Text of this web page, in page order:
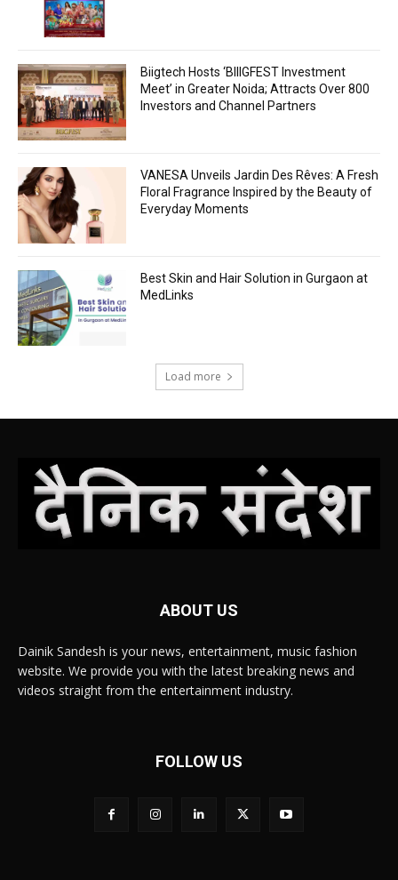
Biigtech Hosts ‘BIIIGFEST Investment
Meet’ in Greater Noida; Attracts Over 800
Investors and Channel Partners
VANESA Unveils Jardin Des Rêves: A Fresh
Floral Fragrance Inspired by the Beauty of
Everyday Moments
Best Skin and Hair Solution in Gurgaon at
MedLinks
Load more
ABOUT US
Dainik Sandesh is your news, entertainment, music fashion
website. We provide you with the latest breaking news and
videos straight from the entertainment industry.
FOLLOW US